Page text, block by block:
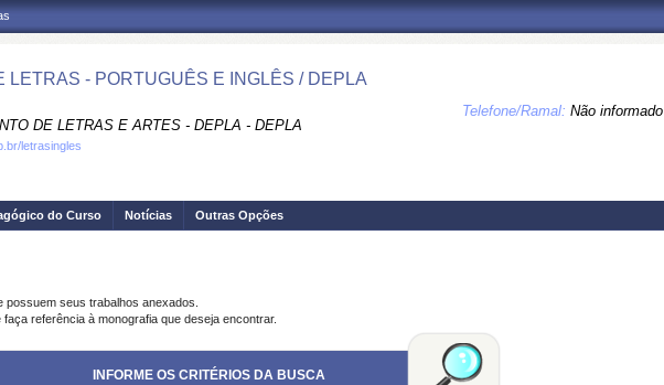
LETRAS - PORTUGUÊS E INGLÊS / DEPLA
DE LETRAS E ARTES - DEPLA - DEPLA
Telefone/Ramal: Não informado
letrasingles
do Curso Notícias Outras Opções
seus trabalhos anexados.
referência à monografia que deseja encontrar.
INFORME OS CRITÉRIOS DA BUSCA